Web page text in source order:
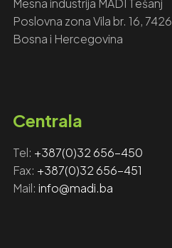
Mesna industrija MADI Tešanj
Poslovna zona Vila br. 16,
Bosna i Hercegovina
Centrala
Tel: +387(0)32 656-450
Fax: ‎‎ +387(0)32 656-451
Mail: info@madi.ba